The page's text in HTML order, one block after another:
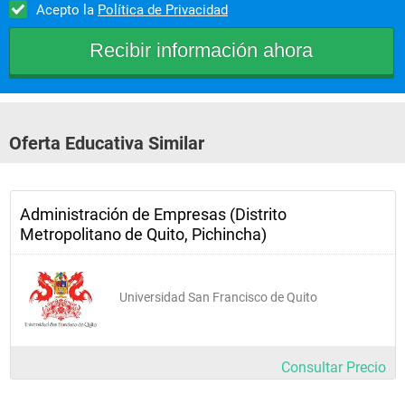
Acepto la Política de Privacidad
Oferta Educativa Similar
Administración de Empresas (Distrito
Metropolitano de Quito, Pichincha)
Universidad San Francisco de Quito
Consultar Precio